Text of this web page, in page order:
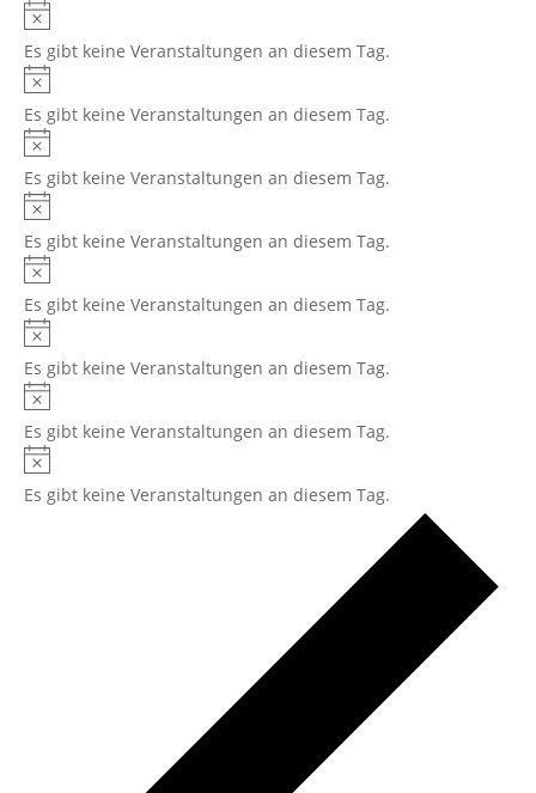
Hinweis
Es gibt keine Veranstaltungen an diesem Tag.
Hinweis
Es gibt keine Veranstaltungen an diesem Tag.
Hinweis
Es gibt keine Veranstaltungen an diesem Tag.
Hinweis
Es gibt keine Veranstaltungen an diesem Tag.
Hinweis
Es gibt keine Veranstaltungen an diesem Tag.
Hinweis
Es gibt keine Veranstaltungen an diesem Tag.
Hinweis
Es gibt keine Veranstaltungen an diesem Tag.
Hinweis
Es gibt keine Veranstaltungen an diesem Tag.